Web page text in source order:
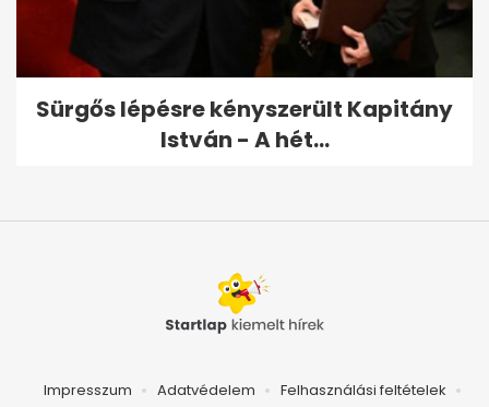
Sürgős lépésre kényszerült Kapitány
István - A hét...
Impresszum Adatvédelem Felhasználási feltételek